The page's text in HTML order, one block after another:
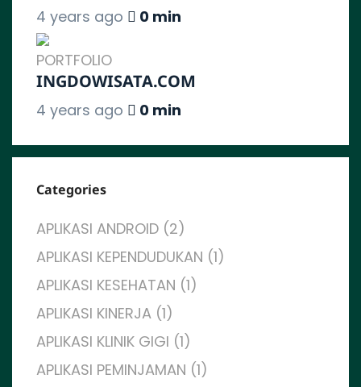
4 years ago 0 min
PORTFOLIO
INGDOWISATA.COM
4 years ago 0 min
Categories
APLIKASI ANDROID (2)
APLIKASI KEPENDUDUKAN (1)
APLIKASI KESEHATAN (1)
APLIKASI KINERJA (1)
APLIKASI KLINIK GIGI (1)
APLIKASI PEMINJAMAN (1)